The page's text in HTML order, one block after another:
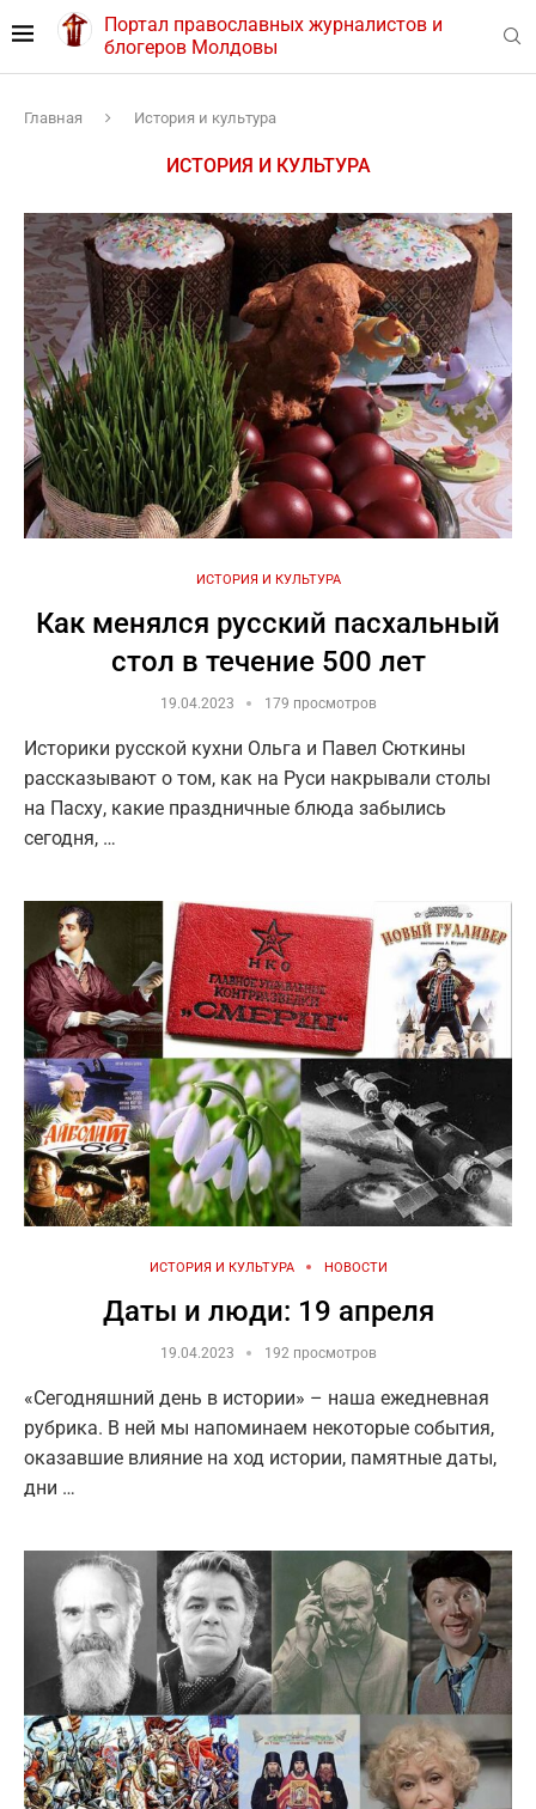
Портал православных журналистов и
блогеров Молдовы
Главная История и культура
ИСТОРИЯ И КУЛЬТУРА
ИСТОРИЯ И КУЛЬТУРА
Как менялся русский пасхальный
стол в течение 500 лет
19.04.2023 179 просмотров
Историки русской кухни Ольга и Павел Сюткины
рассказывают о том, как на Руси накрывали столы
на Пасху, какие праздничные блюда забылись
сегодня, …
ИСТОРИЯ И КУЛЬТУРА НОВОСТИ
Даты и люди: 19 апреля
19.04.2023 192 просмотров
«Сегодняшний день в истории» – наша ежедневная
рубрика. В ней мы напоминаем некоторые события,
оказавшие влияние на ход истории, памятные даты,
дни …